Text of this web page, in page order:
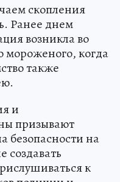
скопления
Ранее днем
возникла во
мороженого, когда
также
и
призывают
безопасности на
создавать
к